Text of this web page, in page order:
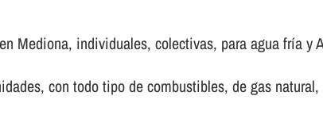
Mediona, individuales, colectivas, para agua frí­a y
con todo tipo de combustibles, de gas